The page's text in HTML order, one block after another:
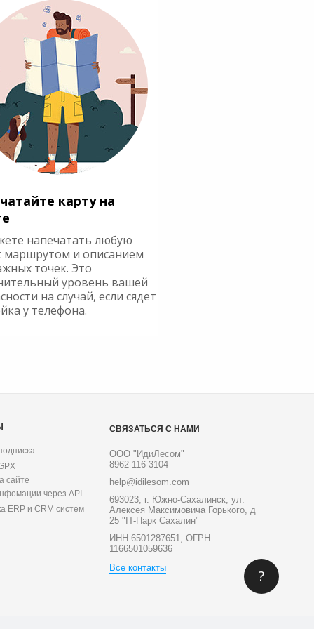
карту на
напечатать любую
маршрутом и описанием
точек. Это
уровень вашей
на случай, если сядет
у телефона.
сайте
через API
ERP и CRM систем
СВЯЗАТЬСЯ С НАМИ
ООО "ИдиЛесом"
8962-116-3104
help@idilesom.com
693023, г. Южно-Сахалинск, ул.
Алексея Максимовича Горького, д
25 "IT-Парк Сахалин"
ИНН 6501287651, ОГРН
1166501059636
Все контакты
?